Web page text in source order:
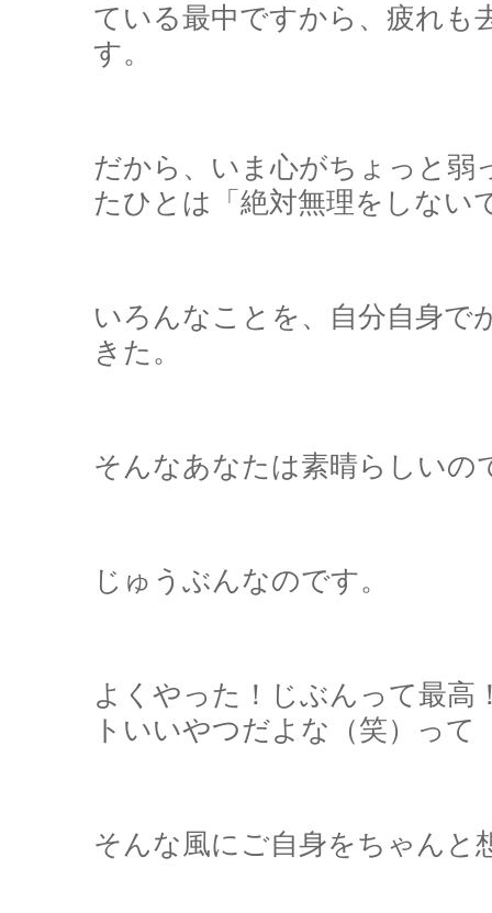
ている最中ですから、疲れも
す。
だから、いま心がちょっと弱
たひとは「絶対無理をしない
いろんなことを、自分自身で
きた。
そんなあなたは素晴らしいの
じゅうぶんなのです。
よくやった！じぶんって最高
トいいやつだよな（笑）って
そんな風にご自身をちゃんと